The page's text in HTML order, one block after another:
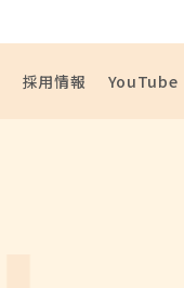
採用情報 YouTube